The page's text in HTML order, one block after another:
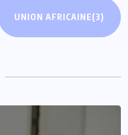
UNION AFRICAINE(3)